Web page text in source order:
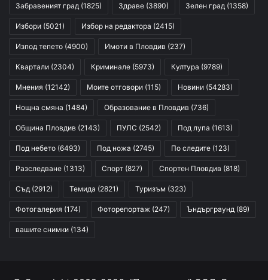
Забравеният град (1825) Здраве (3890) Зелен град (1358)
Избори (5021) Избор на редактора (2415)
Изпод тепето (4900) Имоти в Пловдив (237)
Квартали (2304) Криминале (5973) Култура (9789)
Мнения (12142) Моите отговори (115) Новини (54283)
Нощна смяна (1484) Образование в Пловдив (736)
Община Пловдив (2143) ПУЛС (2542) Под лупа (1613)
Под небето (6493) Под ножа (2745) По следите (123)
Разследване (1313) Спорт (827) Спортен Пловдив (818)
Съд (2912) Темида (2821) Туризъм (323)
Фотогалерия (174) Фоторепортаж (247) Ъндърграунд (89)
вашите снимки (134)